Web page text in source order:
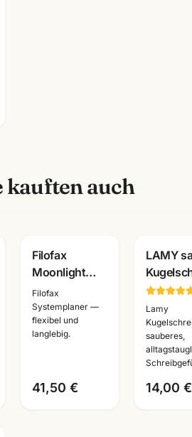
kauften auch
Filofax
Moonlight
Terminplaner ·
Pocket/Personal
Organizer ·
waehlbare
Filofax
Systemplaner —
flexibel und
langlebig.
41,50 €
Gravur
LAMY
· alle
·
Lamy
sauberes,
14,00 €